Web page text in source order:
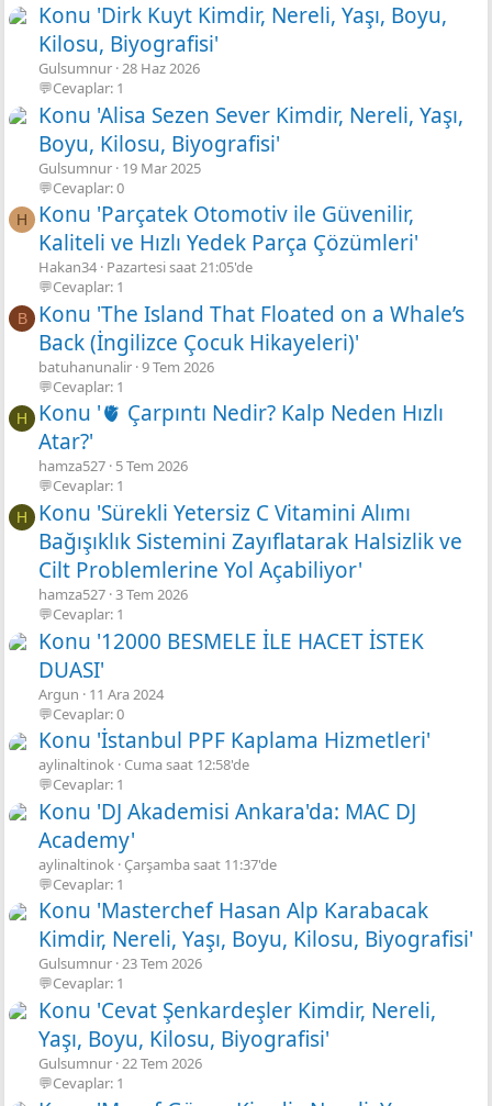
Konu 'Dirk Kuyt Kimdir, Nereli, Yaşı, Boyu,
Kilosu, Biyografisi'
Gulsumnur 28 Haz 2026
💬Cevaplar: 1
Konu 'Alisa Sezen Sever Kimdir, Nereli, Yaşı,
Boyu, Kilosu, Biyografisi'
Gulsumnur 19 Mar 2025
💬Cevaplar: 0
H
Konu 'Parçatek Otomotiv ile Güvenilir,
Kaliteli ve Hızlı Yedek Parça Çözümleri'
Hakan34 Pazartesi saat 21:05'de
💬Cevaplar: 1
B
Konu 'The Island That Floated on a Whale’s
Back (İngilizce Çocuk Hikayeleri)'
batuhanunalir 9 Tem 2026
💬Cevaplar: 1
H
Konu '🫀 Çarpıntı Nedir? Kalp Neden Hızlı
Atar?'
hamza527 5 Tem 2026
💬Cevaplar: 1
H
Konu 'Sürekli Yetersiz C Vitamini Alımı
Bağışıklık Sistemini Zayıflatarak Halsizlik ve
Cilt Problemlerine Yol Açabiliyor'
hamza527 3 Tem 2026
💬Cevaplar: 1
Konu '12000 BESMELE İLE HACET İSTEK
DUASI'
Argun
11 Ara 2024
💬Cevaplar: 0
Konu 'İstanbul PPF Kaplama Hizmetleri'
aylinaltinok Cuma saat 12:58'de
💬Cevaplar: 1
Konu 'DJ Akademisi Ankara'da: MAC DJ
Academy'
aylinaltinok Çarşamba saat 11:37'de
💬Cevaplar: 1
Konu 'Masterchef Hasan Alp Karabacak
Kimdir, Nereli, Yaşı, Boyu, Kilosu, Biyografisi'
Gulsumnur 23 Tem 2026
💬Cevaplar: 1
Konu 'Cevat Şenkardeşler Kimdir, Nereli,
Yaşı, Boyu, Kilosu, Biyografisi'
Gulsumnur 22 Tem 2026
💬Cevaplar: 1